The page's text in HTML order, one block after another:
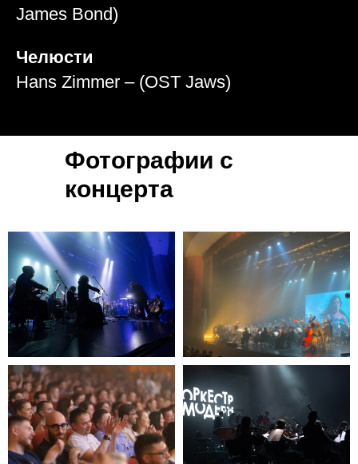
James Bond)
Челюсти
Hans Zimmer – (OST Jaws)
Фотографии с
концерта